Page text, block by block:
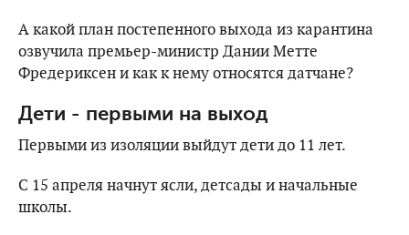
А какой план постепенного выхода из карантина
озвучила премьер-министр Дании Метте
Фредериксен и как к нему относятся датчане?
Дети - первыми на выход
Первыми из изоляции выйдут дети до 11 лет.
С 15 апреля начнут ясли, детсады и начальные
школы.